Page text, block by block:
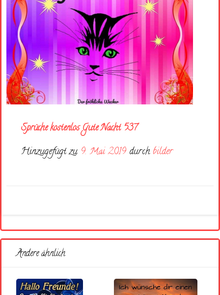
Sprüche kostenlos Gute Nacht 537
Hinzugefügt zu 9. Mai 2019 durch bilder
Andere ähnlich